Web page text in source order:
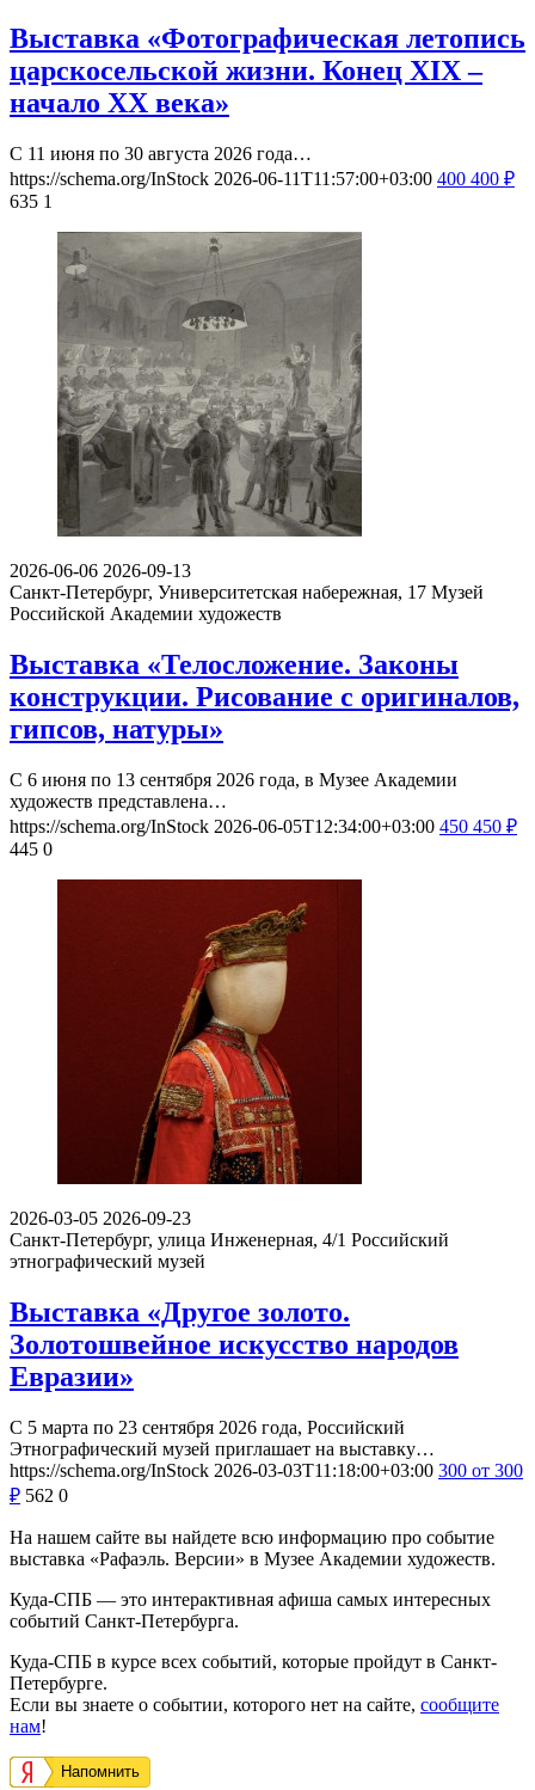
Выставка «Фотографическая летопись
царскосельской жизни. Конец XIX –
начало XX века»
С 11 июня по 30 августа 2026 года…
https://schema.org/InStock 2026-06-11T11:57:00+03:00 400 400 ₽
635 1
2026-06-06 2026-09-13
Санкт-Петербург, Университетская набережная, 17 Музей
Российской Академии художеств
Выставка «Телосложение. Законы
конструкции. Рисование с оригиналов,
гипсов, натуры»
С 6 июня по 13 сентября 2026 года, в Музее Академии
художеств представлена…
https://schema.org/InStock 2026-06-05T12:34:00+03:00 450 450 ₽
445 0
2026-03-05 2026-09-23
Санкт-Петербург, улица Инженерная, 4/1 Российский
этнографический музей
Выставка «Другое золото.
Золотошвейное искусство народов
Евразии»
С 5 марта по 23 сентября 2026 года, Российский
Этнографический музей приглашает на выставку…
https://schema.org/InStock 2026-03-03T11:18:00+03:00 300 от 300
₽ 562 0
На нашем сайте вы найдете всю информацию про событие
выставка «Рафаэль. Версии» в Музее Академии художеств.
Куда-СПБ — это интерактивная афиша самых интересных
событий Санкт-Петербурга.
Куда-СПБ в курсе всех событий, которые пройдут в Санкт-
Петербурге.
Если вы знаете о событии, которого нет на сайте, сообщите
нам!
Напомнить